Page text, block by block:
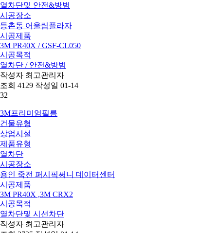
열차단및 안전&방범
시공장소
등촌동 어울림플라자
시공제품
3M PR40X / GSF-CL050
시공목적
열차단 / 안전&방범
작성자 최고관리자
조회 4129 작성일 01-14
32
3M프리미엄필름
건물유형
상업시설
제품유형
열차단
시공장소
용인 죽전 퍼시픽써니 데이터센터
시공제품
3M PR40X ,3M CRX2
시공목적
열차단및 시선차단
작성자 최고관리자